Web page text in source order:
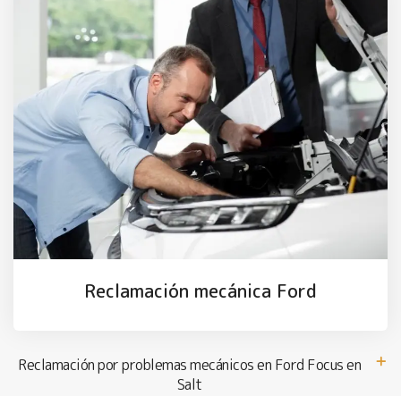
Reclamación mecánica Ford
Reclamación por problemas mecánicos en Ford Focus en
Salt